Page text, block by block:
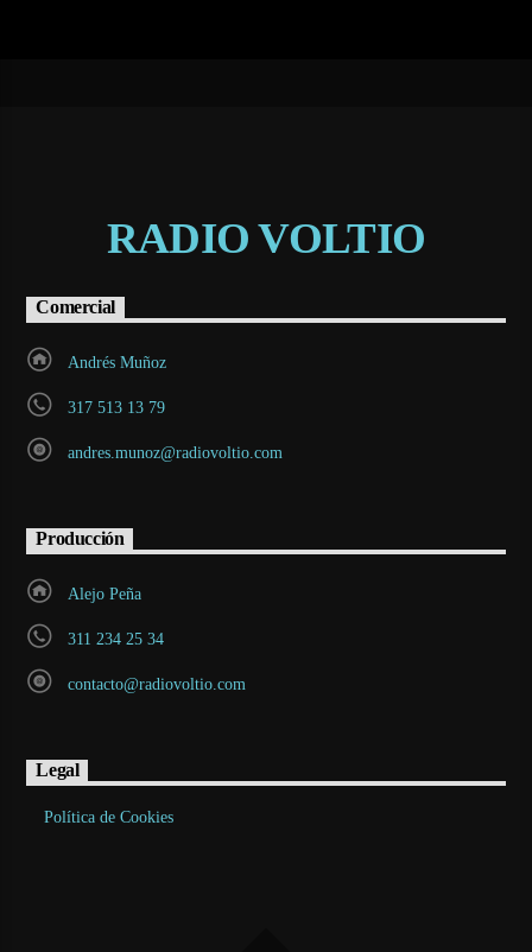
RADIO VOLTIO
Comercial
Andrés Muñoz
317 513 13 79
andres.munoz@radiovoltio.com
Producción
Alejo Peña
311 234 25 34
contacto@radiovoltio.com
Legal
Política de Cookies